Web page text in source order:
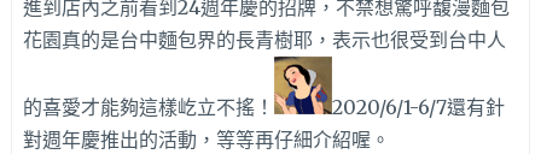
進到店內之前看到24週年慶的招牌，不禁想驚呼馥漫麵包
花園真的是台中麵包界的長青樹耶，表示也很受到台中人
的喜愛才能夠這樣屹立不搖！
2020/6/1-6/7還有針
對週年慶推出的活動，等等再仔細介紹喔。